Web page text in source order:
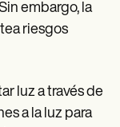
embargo, la
riesgos
luz a través de
a la luz para